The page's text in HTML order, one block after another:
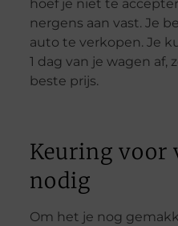
hoef je niet te
nergens aan vast. Je
auto te verkopen. Je
1 dag van je wagen af,
beste prijs.
Keuring voor
nodig
Om het je nog